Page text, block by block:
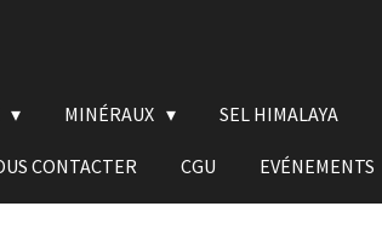
MINÉRAUX SEL HIMALAYA
CONTACTER CGU EVÉNEMENTS